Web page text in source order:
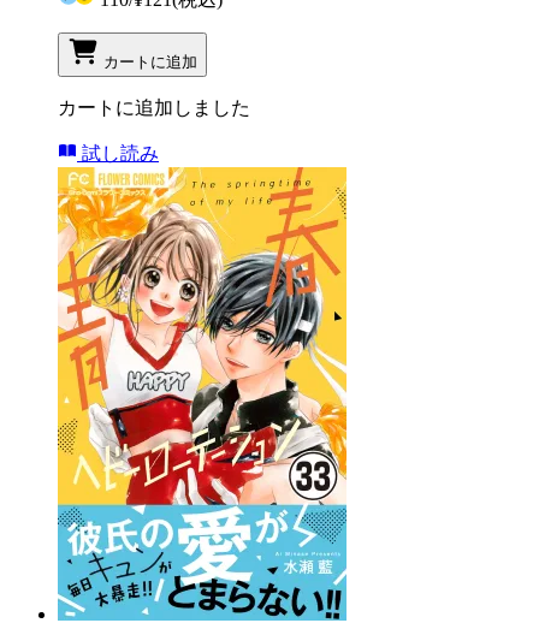
カートに追加
カートに追加しました
試し読み